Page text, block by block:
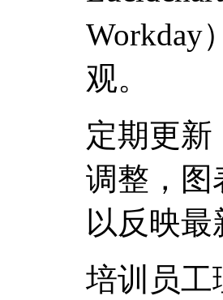
Workday
观。
定期更
调整，图
以反映
培训员工